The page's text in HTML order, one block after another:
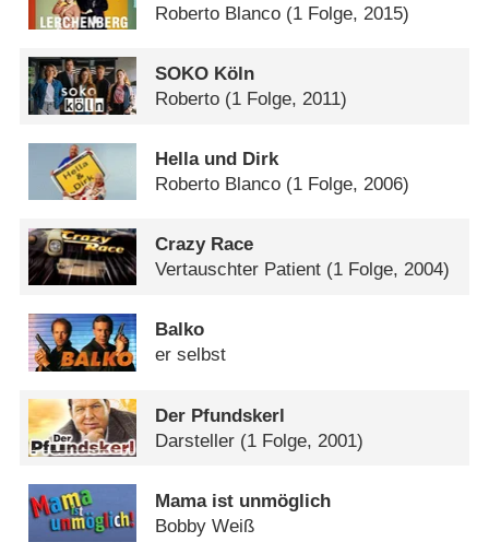
Roberto Blanco (1 Folge, 2015)
SOKO Köln
Roberto (1 Folge, 2011)
Hella und Dirk
Roberto Blanco (1 Folge, 2006)
Crazy Race
Vertauschter Patient (1 Folge, 2004)
Balko
er selbst
Der Pfundskerl
Darsteller (1 Folge, 2001)
Mama ist unmöglich
Bobby Weiß